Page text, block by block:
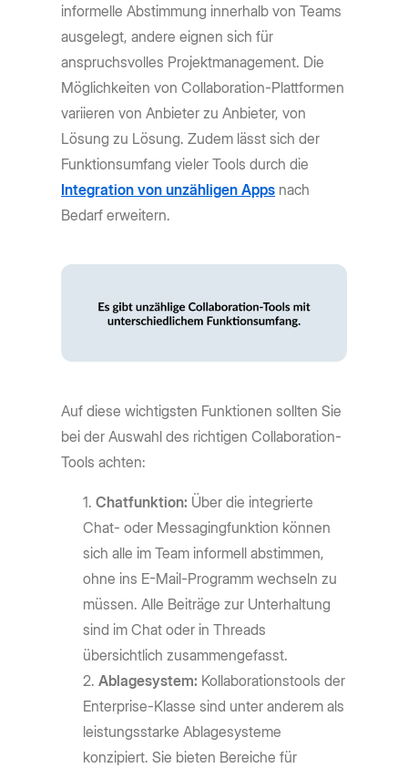
informelle Abstimmung innerhalb von Teams
ausgelegt, andere eignen sich für
anspruchsvolles Projektmanagement. Die
Möglichkeiten von Collaboration-Plattformen
variieren von Anbieter zu Anbieter, von
Lösung zu Lösung. Zudem lässt sich der
Funktionsumfang vieler Tools durch die
Integration von unzähligen Apps nach
Bedarf erweitern.
Auf diese wichtigsten Funktionen sollten Sie
bei der Auswahl des richtigen Collaboration-
Tools achten:
Chatfunktion: Über die integrierte
Chat- oder Messagingfunktion können
sich alle im Team informell abstimmen,
ohne ins E-Mail-Programm wechseln zu
müssen. Alle Beiträge zur Unterhaltung
sind im Chat oder in Threads
übersichtlich zusammengefasst.
Ablagesystem: Kollaborationstools der
Enterprise-Klasse sind unter anderem als
leistungsstarke Ablagesysteme
konzipiert. Sie bieten Bereiche für